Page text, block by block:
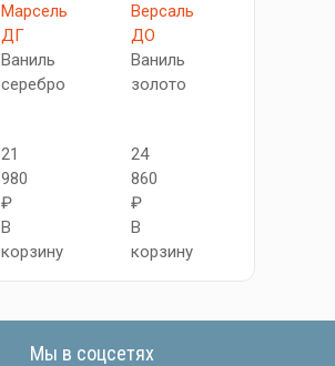
Марсель
ДГ
Ваниль
серебро
21
980
₽
В
корзину
Версаль
ДО
Ваниль
золото
24
860
₽
В
корзину
Мы в соцсетях